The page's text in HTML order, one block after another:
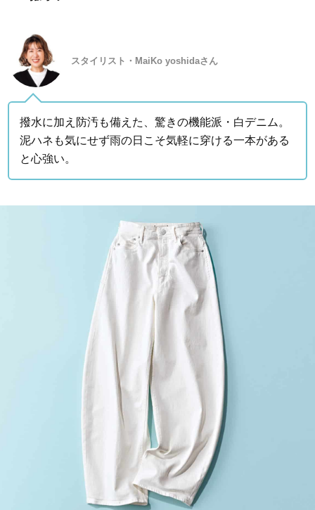
スタイリスト・MaiKo yoshidaさん
撥水に加え防汚も備えた、驚きの機能派・白デニム。
泥ハネも気にせず雨の日こそ気軽に穿ける一本がある
と心強い。